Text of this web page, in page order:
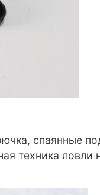
спаянные
техника ловли